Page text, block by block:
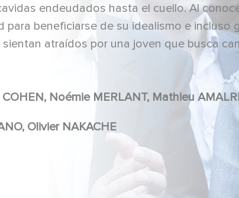
endeudados hasta el cuello. Al
beneficiarse de su idealismo e incluso
atraídos por una joven que busca
Olivier NAKACHE